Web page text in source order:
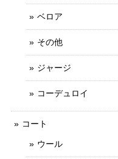
ベロア
その他
ジャージ
コーデュロイ
コート
ウール